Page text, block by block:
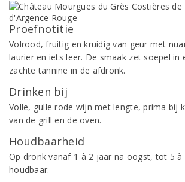
Proefnotitie
Volrood, fruitig en kruidig van geur met
laurier en iets leer. De smaak zet soepel in
zachte tannine in de afdronk.
Drinken bij
Volle, gulle rode wijn met lengte, prima bij
van de grill en de oven.
Houdbaarheid
Op dronk vanaf 1 à 2 jaar na oogst, tot 5 à
houdbaar.